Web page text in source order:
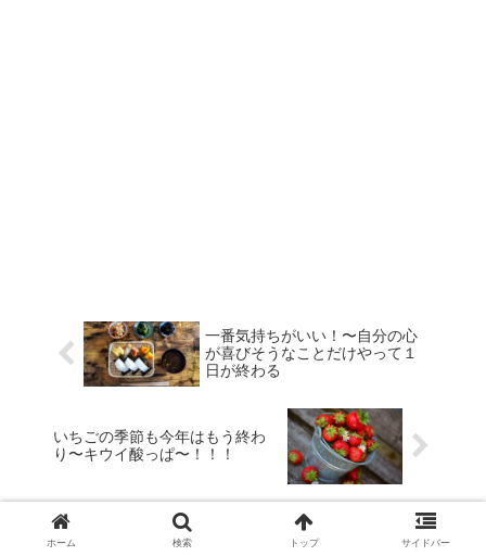
一番気持ちがいい！〜自分の心
が喜びそうなことだけやって１
日が終わる
いちごの季節も今年はもう終わ
り〜キウイ酸っぱ〜！！！
ホーム 検索 トップ サイドバー